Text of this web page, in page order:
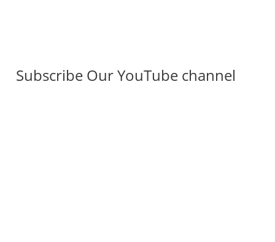
Subscribe Our YouTube channel